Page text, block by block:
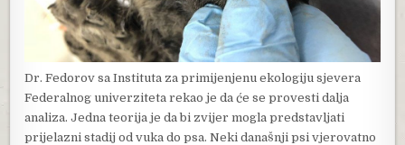
Dr. Fedorov sa Instituta za primijenjenu ekologiju sjevera
Federalnog univerziteta rekao je da će se provesti dalja
analiza. Jedna teorija je da bi zvijer mogla predstavljati
prijelazni stadij od vuka do psa. Neki današnji psi vjerovatno